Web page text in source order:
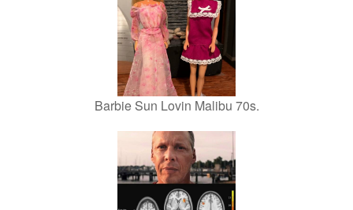
Barbie Sun Lovin Malibu 70s.